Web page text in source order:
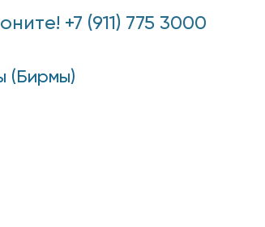
+7 (911) 775 3000
(Бирмы)